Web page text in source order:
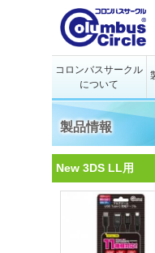
コロンバスサークル
について
製品情報
New 3DS LL用